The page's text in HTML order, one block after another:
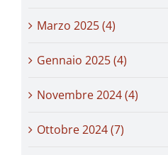
Marzo 2025 (4)
Gennaio 2025 (4)
Novembre 2024 (4)
Ottobre 2024 (7)